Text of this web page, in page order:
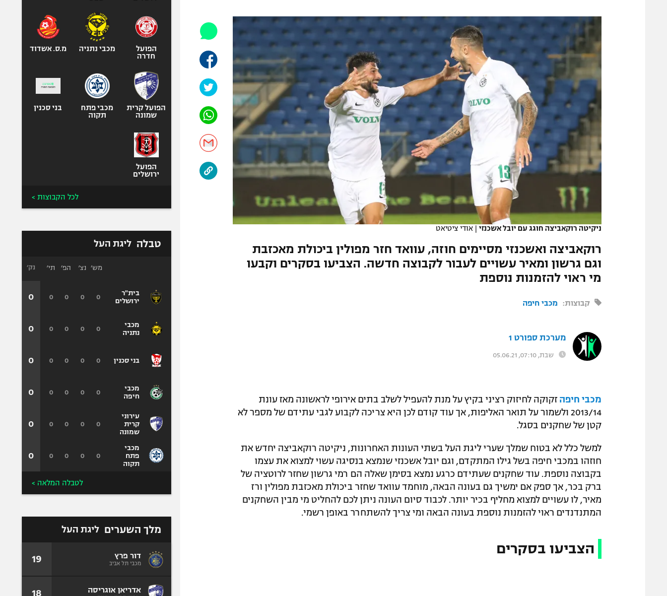
תקנון משתתפים וזוכים בפרסים
תקנון עבור פעילות אלקטרה
תקנון עבור פעילות ספורט 1 – "מרלן"
טניס
גיימינג E-Sports
תנאי שימוש
מדיניות פרטיות
תקנון פעילות ספורט 1
רשיון להקרנה פומבית לבית עסק
לוח דרושים – ג'ובנט
תגיות
המגזין
הפועל תל אביב
הפועל חיפה
הפועל באר שבע
מכבי נתניה
בני יהודה
ליגה סינית
ליגה ברזילאית
ליגות נוספות
אופניים
ספורט מוטורי
כדורמים
בייסבול MLB
ספורט אתגרי
אומנויות לחימה
ניקיטה רוקאביצה חוגג עם יובל אשכנזי | אודי ציטיאט
רוקאביצה ואשכנזי מסיימים חוזה, עוואד חזר מפולין ביכולת מאכזבת
וגם גרשון ומאיר עשויים לעבור לקבוצה חדשה. הצביעו בסקרים וקבעו
מי ראוי להזמנות נוספת
קבוצות: מכבי חיפה
מערכת ספורט 1
שבת, 07:10, 05.06.21
מכבי חיפה זקוקה לחיזוק רציני בקיץ על מנת להעפיל לשלב בתים אירופי לראשונה מאז עונת
2013/14 ולשמור על תואר האליפות, אך עוד קודם לכן היא צריכה לקבוע לגבי עתידם של מספר לא
קטן של שחקנים בסגל.
למשל כלל לא בטוח שמלך שערי ליגת העל בשתי העונות האחרונות, ניקיטה רוקאביצה יחדש את
חוזהו במכבי חיפה בשל גילו המתקדם, וגם יובל אשכנזי שנמצא בנסיגה עשוי למצוא את עצמו
בקבוצה נוספת. עוד שחקנים שעתידם כרגע נמצא בסימן שאלה הם רמי גרשון שחזר לרוטציה של
ברק בכר, אך ספק אם ימשיך גם בעונה הבאה, מוחמד עוואד שחזר ביכולת מאכזבת מפולין ורז
מאיר, לו עשויים למצוא מחליף בכיר יותר. לכבוד סיום העונה ניתן לכם להחליט מי מבין השחקנים
המתנדנדים ראוי להזמנות נוספת בעונה הבאה ומי צריך להשתחרר באופן רשמי.
הצביעו בסקרים
הפועל
חדרה
מכבי נתניה מ.ס. אשדוד
הפועל קרית
שמונה
מכבי פתח
תקוה
בני סכנין
הפועל
ירושלים
לכל הקבוצות >
טבלה ליגת העל
בית"ר
ירושלים
מכבי
נתניה
בני סכנין
מכבי
חיפה
עירוני
קרית
שמונה
מכבי
פתח
תקוה
מש׳ נצ׳ הפ׳ תי׳
0
0
0
0
0
0
0
0
0
0
0
0
0
0
0
0
0
0
0
0
0
0
0
0
נק׳
0
0
0
0
0
0
לטבלה המלאה >
מלך השערים ליגת העל
דור פרץ
מכבי תל אביב 19
אדריאן אוגריסה 18